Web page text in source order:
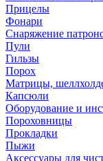
Прицелы
Фонари
Снаряжение
Пули
Гильзы
Порох
Матрицы,
Капсюли
Оборудование и
Пороховницы
Прокладки
Пыжи
Аксессуары для